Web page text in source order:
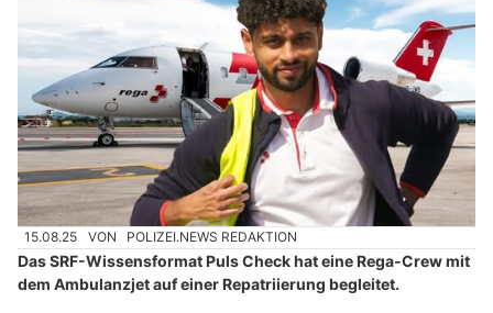
15.08.25 VON POLIZEI.NEWS REDAKTION
Das SRF-Wissensformat Puls Check hat eine Rega-Crew mit
dem Ambulanzjet auf einer Repatriierung begleitet.